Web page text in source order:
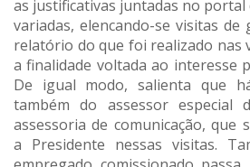
as justificativas juntadas no
variadas, elencando-se visitas de
relatório do que foi realizado nas
a finalidade voltada ao interesse
De igual modo, salienta que
também do assessor especial
assessoria de comunicação, que
a Presidente nessas visitas.